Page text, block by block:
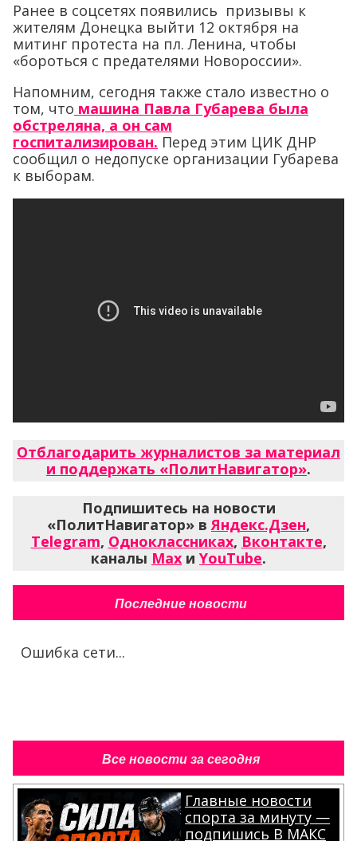
Ранее в соцсетях появились призывы к
жителям Донецка выйти 12 октября на
митинг протеста на пл. Ленина, чтобы
«бороться с предателями Новороссии».
Напомним, сегодня также стало известно о
том, что машина Павла Губарева была
обстреляна, а он сам
госпитализирован. Перед этим ЦИК ДНР
сообщил о недопуске организации Губарева
к выборам.
Отблагодарить журналистов за материал
и поддержать «ПолитНавигатор».
Подпишитесь на новости
«ПолитНавигатор» вЯндекс.Дзен,
Telegram, Одноклассниках, Вконтакте,
каналы Max и YouTube.
Последние новости
Ошибка сети...
Все новости за сегодня
Главные новости
спорта за минуту —
подпишись В МАКС